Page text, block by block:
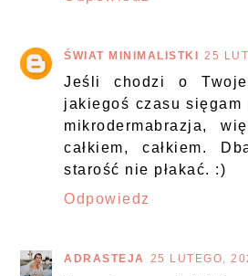
ŚWIAT MINIMALISTKI 25
Jeśli chodzi o
jakiegoś czasu sięgam
mikrodermabrazja,
całkiem, całkiem.
starość nie płakać. :)
Odpowiedz
ADRASTEJA 25 LUTEGO,